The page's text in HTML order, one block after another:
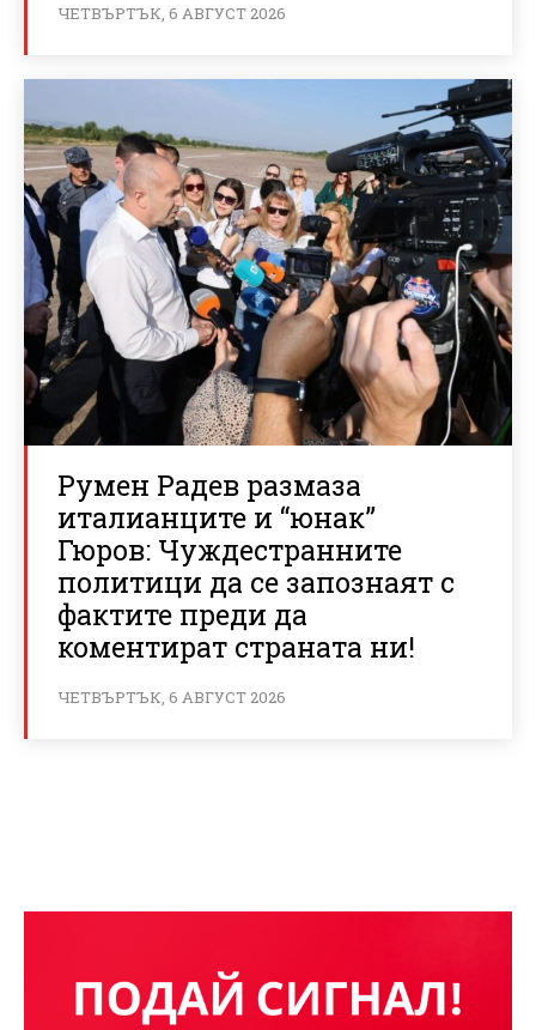
ЧЕТВЪРТЪК, 6 АВГУСТ 2026
Румен Радев размаза
италианците и “юнак”
Гюров: Чуждестранните
политици да се запознаят с
фактите преди да
коментират страната ни!
ЧЕТВЪРТЪК, 6 АВГУСТ 2026